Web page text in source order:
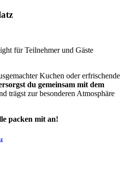
für Teilnehmer und Gäste
Kuchen oder erfrischende
du gemeinsam mit dem
trägst zur besonderen Atmosphäre
packen mit an!